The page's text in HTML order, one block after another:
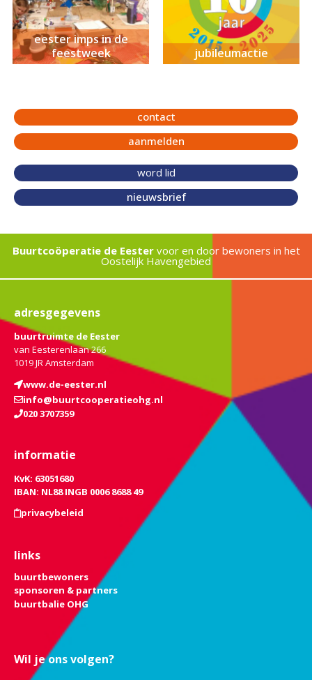
eester imps in de
feestweek
jubileumactie
contact
aanmelden
word lid
nieuwsbrief
Buurtcoöperatie de Eestervoor en door bewoners in het
Oostelijk Havengebied
adresgegevens
buurtruimte de Eester
van Eesterenlaan 266
1019 JR Amsterdam
www.de-eester.nl
info@buurtcooperatieohg.nl
020 3707359
informatie
KvK: 63051680
IBAN: NL88 INGB 0006 8688 49
privacybeleid
links
buurtbewoners
sponsoren & partners
buurtbalie OHG
Wil je ons volgen?